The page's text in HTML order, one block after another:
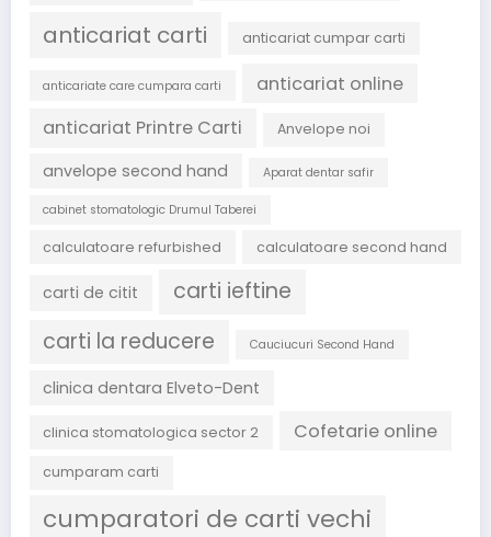
anticariat carti anticariat cumpar carti
anticariate care cumpara carti
anticariat online
anticariat Printre Carti
Anvelope noi
anvelope second hand Aparat dentar safir
cabinet stomatologic Drumul Taberei
calculatoare refurbished calculatoare second hand
carti de citit
carti ieftine
carti la reducere
Cauciucuri Second Hand
clinica dentara Elveto-Dent
clinica stomatologica sector 2 Cofetarie online
cumparam carti
cumparatori de carti vechi